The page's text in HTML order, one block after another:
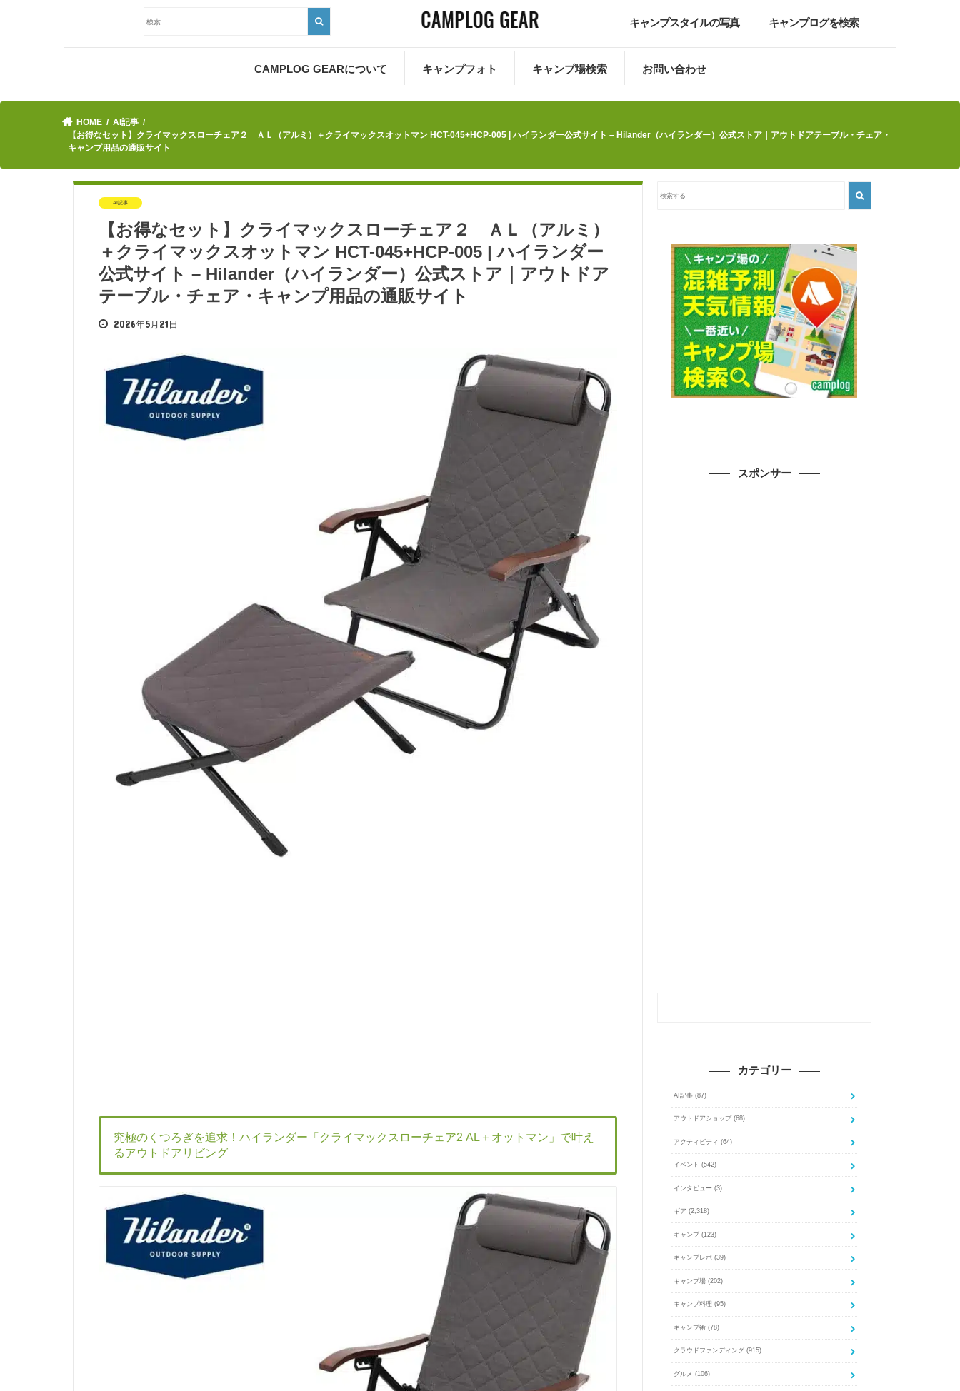
キャンプスタイルの写真 キャンプログを検索
CAMPLOG GEARについて キャンプフォト キャンプ場検索 お問い合わせ
HOME
AI記事
【お得なセット】クライマックスローチェア２ ＡＬ（アルミ）＋クライマックスオットマン HCT-045+HCP-005 | ハイランダー公式サイト – Hilander（ハイランダー）公式ストア｜アウトドアテーブル・チェア・
キャンプ用品の通販サイト
AI記事
【お得なセット】クライマックスローチェア２ ＡＬ（アルミ）
＋クライマックスオットマン HCT-045+HCP-005 | ハイランダー
公式サイト – Hilander（ハイランダー）公式ストア｜アウトドア
テーブル・チェア・キャンプ用品の通販サイト
2026年5月21日
究極のくつろぎを追求！ハイランダー「クライマックスローチェア2 AL＋オットマン」で叶え
るアウトドアリビング
スポンサー
カテゴリー
AI記事 (87)
アウトドアショップ (68)
アクティビティ (64)
イベント (542)
インタビュー (3)
ギア (2,318)
キャンプ (123)
キャンプレポ (39)
キャンプ場 (202)
キャンプ料理 (95)
キャンプ術 (78)
クラウドファンディング (915)
グルメ (106)